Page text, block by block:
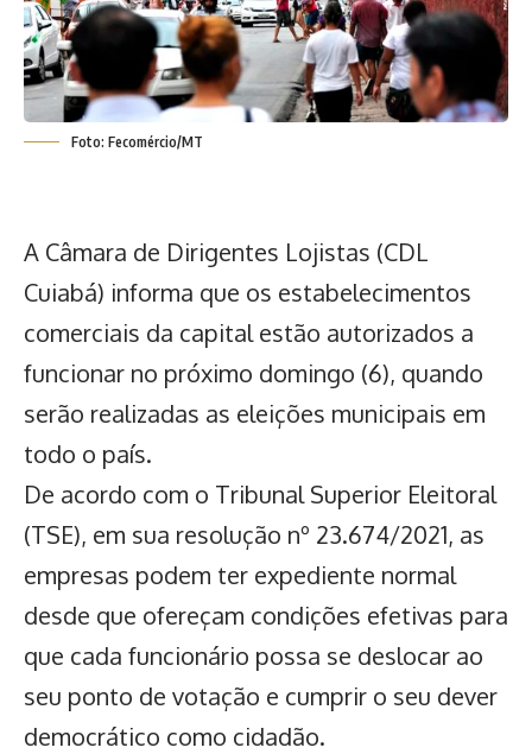
Foto: Fecomércio/MT
A Câmara de Dirigentes Lojistas (CDL
Cuiabá) informa que os estabelecimentos
comerciais da capital estão autorizados a
funcionar no próximo domingo (6), quando
serão realizadas as eleições municipais em
todo o país.
De acordo com o Tribunal Superior Eleitoral
(TSE), em sua resolução nº 23.674/2021, as
empresas podem ter expediente normal
desde que ofereçam condições efetivas para
que cada funcionário possa se deslocar ao
seu ponto de votação e cumprir o seu dever
democrático como cidadão.